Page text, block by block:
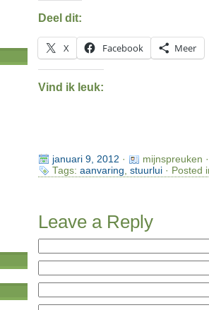
Deel dit:
X Facebook Meer
Vind ik leuk:
januari 9, 2012 ·
mijnspreuken
Tags: aanvaring stuurlui· Posted
Leave a Reply